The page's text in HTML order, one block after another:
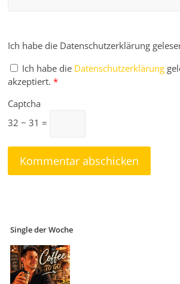
Ich habe die Datenschutzerklärung
Ich habe die Datenschutzerklärung
akzeptiert. *
Captcha
32 − 31 =
Single der Woche